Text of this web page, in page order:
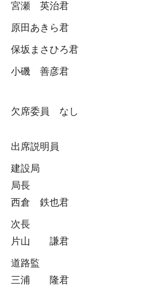
宮瀬 英治君
原田あきら君
保坂まさひろ君
小磯 善彦君
欠席委員 なし
出席説明員
建設局
局長
西倉 鉄也君
次長
片山 謙君
道路監
三浦 隆君